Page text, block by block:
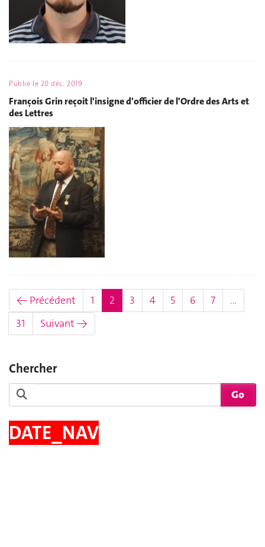
Publié le 20 déc. 2019
François Grin reçoit l'insigne d'officier de l'Ordre des Arts et
des Lettres
← Précédent 1 2 (actuel)
3 4 5 6 7
…
31
Suivant →
Chercher
DATE_NAV